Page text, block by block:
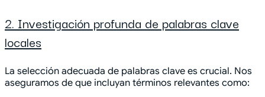
2. Investigación profunda de palabras clave
locales
La selección adecuada de palabras clave es crucial. Nos
aseguramos de que incluyan términos relevantes como: